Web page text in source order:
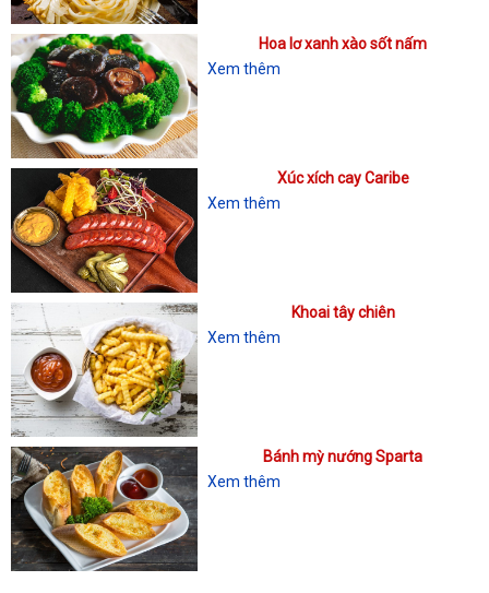
Hoa lơ xanh xào sốt nấm
Xem thêm
Xúc xích cay Caribe
Xem thêm
Khoai tây chiên
Xem thêm
Bánh mỳ nướng Sparta
Xem thêm